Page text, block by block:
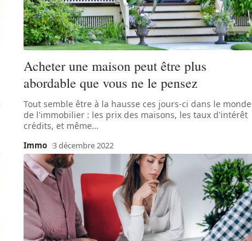
Acheter une maison peut être plus
abordable que vous ne le pensez
Tout semble être à la hausse ces jours-ci dans le monde
de l'immobilier : les prix des maisons, les taux d'intérêt
crédits, et même…
Immo 3 décembre 2022